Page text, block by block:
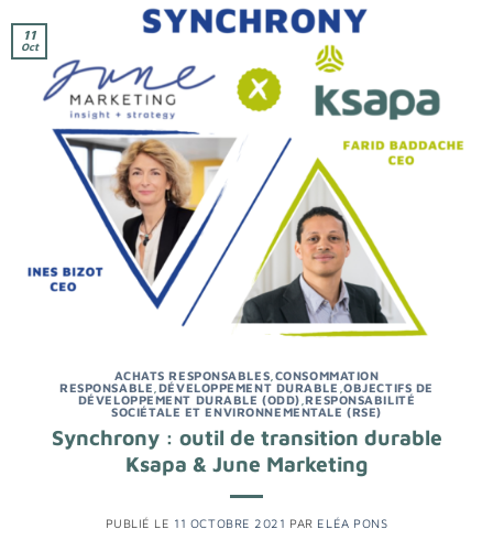
11
Oct
ACHATS RESPONSABLES CONSOMMATION
RESPONSABLE DÉVELOPPEMENT DURABLE ,OBJECTIFS DE
DÉVELOPPEMENT DURABLE (ODD) ,RESPONSABILITÉ
SOCIÉTALE ET ENVIRONNEMENTALE (RSE)
Synchrony : outil de transition durable
Ksapa & June Marketing
PUBLIÉ LE 11 OCTOBRE 2021 PAR ELÉA PONS